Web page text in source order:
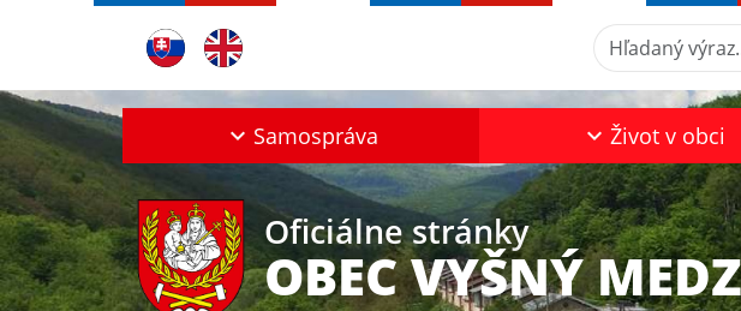
Hľadaný výraz...
Samospráva Život v obci
Oficiálne stránky
OBEC VYŠNÝ